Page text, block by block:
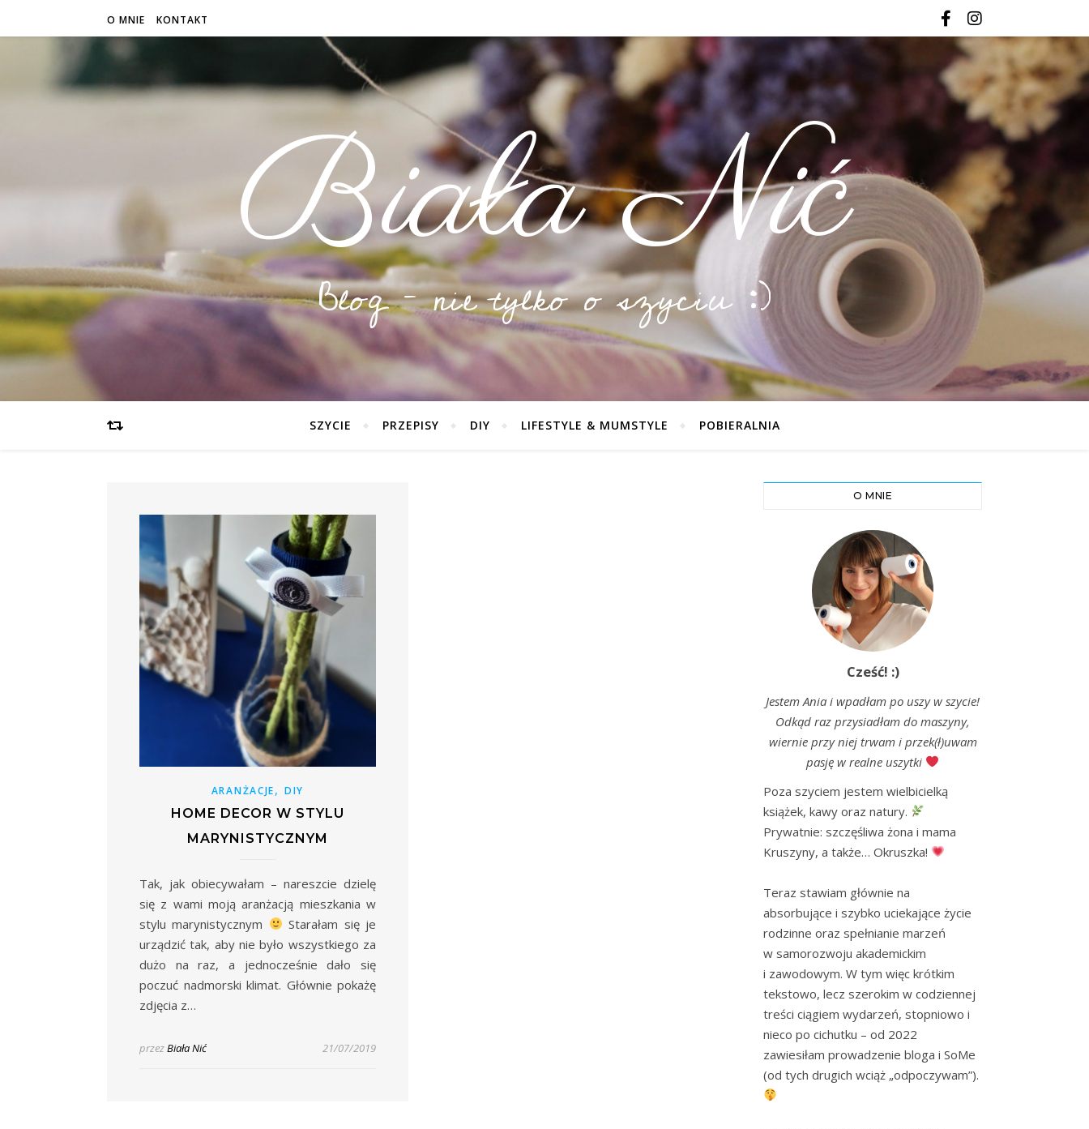
O MNIE KONTAKT
Biała Nić
Blog – nie tylko o szyciu :)
SZYCIE PRZEPISY DIY LIFESTYLE & MUMSTYLE POBIERALNIA
ARANŻACJE,DIY
HOME DECOR W STYLU
MARYNISTYCZNYM
Tak, jak obiecywałam – nareszcie dzielę
się z wami moją aranżacją mieszkania w
stylu marynistycznym
Starałam się je
urządzić tak, aby nie było wszystkiego za
dużo na raz, a jednocześnie dało się
poczuć nadmorski klimat. Głównie pokażę
zdjęcia z…
przezBiała Nić 21/07/2019
O MNIE
Cześć! :)
Jestem Ania i wpadłam po uszy w szycie!
Odkąd raz przysiadłam do maszyny,
wiernie przy niej trwam i przek(ł)uwam
pasję w realne uszytki
Poza szyciem jestem wielbicielką
książek, kawy oraz natury.
Prywatnie: szczęśliwa żona i mama
Kruszyny, a także… Okruszka!
Teraz stawiam głównie na
absorbujące i szybko uciekające życie
rodzinne oraz spełnianie marzeń
w samorozwoju akademickim
i zawodowym. W tym więc krótkim
tekstowo, lecz szerokim w codziennej
treści ciągiem wydarzeń, stopniowo i
nieco po cichutku – od 2022
zawiesiłam prowadzenie bloga i SoMe
(od tych drugich wciąż „odpoczywam”).